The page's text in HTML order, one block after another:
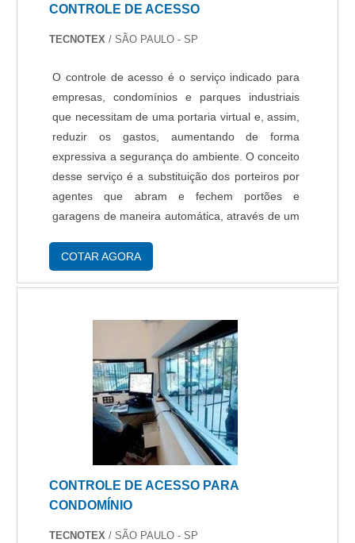
final, tendo escritório de alta qualidade onde são
realizadas as atividades e tecnologia de ponta.
especialistas na área de atuação e técnicos e
consultores capacitados regularmente, garante
uma entrega de excelência de ponta a ponta..
CONTROLE DE ACESSO
TECNOTEX / SÃO PAULO - SP
O controle de acesso é o serviço indicado para
empresas, condomínios e parques industriais
que necessitam de uma portaria virtual e, assim,
reduzir os gastos, aumentando de forma
expressiva a segurança do ambiente. O conceito
desse serviço é a substituição dos porteiros por
agentes que abram e fechem portões e
garagens de maneira automática, através de um
e câmeras estrategicamente localizadas. Sa....
COTAR AGORA
CONTROLE DE ACESSO PARA
CONDOMÍNIO
TECNOTEX / SÃO PAULO - SP